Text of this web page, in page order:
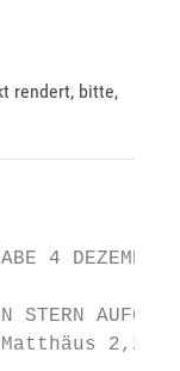
rendert, bitte,
4
STERN
2,2